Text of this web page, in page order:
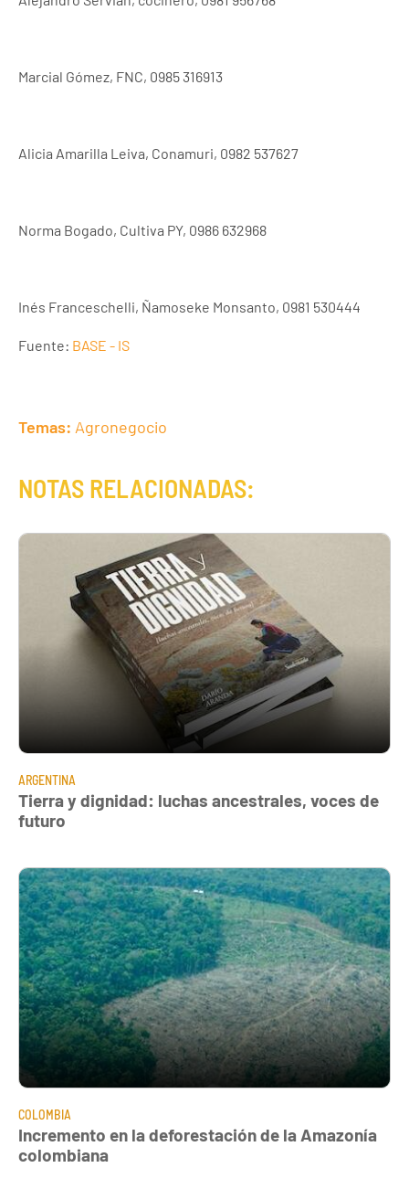
Marcial Gómez, FNC, 0985 316913
Alicia Amarilla Leiva, Conamuri, 0982 537627
Norma Bogado, Cultiva PY, 0986 632968
Inés Franceschelli, Ñamoseke Monsanto, 0981 530444
Fuente: BASE - IS
Temas: Agronegocio
NOTAS RELACIONADAS:
ARGENTINA
Tierra y dignidad: luchas ancestrales, voces de
futuro
COLOMBIA
Incremento en la deforestación de la Amazonía
colombiana